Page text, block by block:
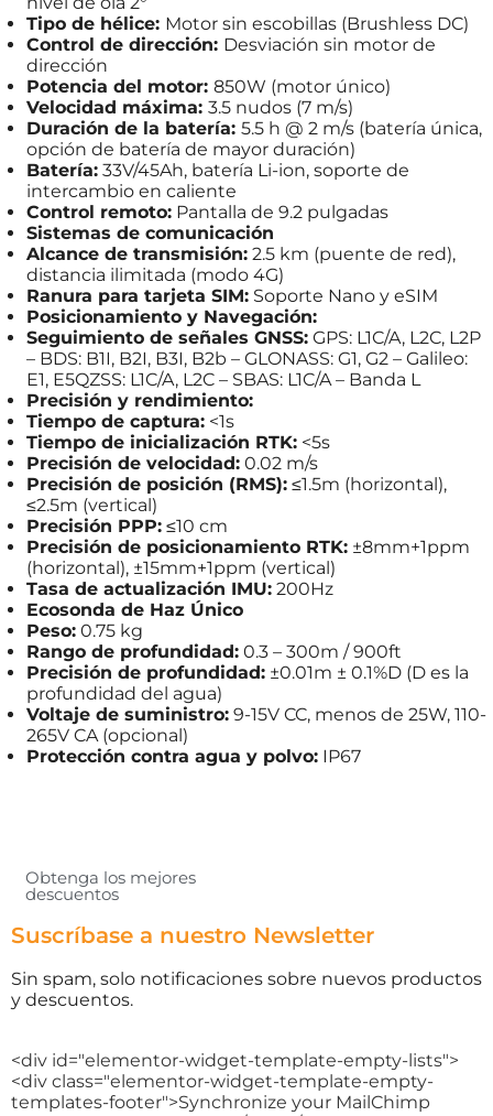
Tipo de hélice: Motor sin escobillas (Brushless DC)
Control de dirección: Desviación sin motor de
dirección
Potencia del motor: 850W (motor único)
Velocidad máxima: 3.5 nudos (7 m/s)
Duración de la batería: 5.5 h @ 2 m/s (batería única,
opción de batería de mayor duración)
Batería: 33V/45Ah, batería Li-ion, soporte de
intercambio en caliente
Control remoto: Pantalla de 9.2 pulgadas
Sistemas de comunicación
Alcance de transmisión: 2.5 km (puente de red),
distancia ilimitada (modo 4G)
Ranura para tarjeta SIM: Soporte Nano y eSIM
Posicionamiento y Navegación:
Seguimiento de señales GNSS: GPS: L1C/A, L2C, L2P
– BDS: B1I, B2I, B3I, B2b – GLONASS: G1, G2 – Galileo:
E1, E5QZSS: L1C/A, L2C – SBAS: L1C/A – Banda L
Precisión y rendimiento:
Tiempo de captura: <1s
Tiempo de inicialización RTK: <5s
Precisión de velocidad: 0.02 m/s
Precisión de posición (RMS): ≤1.5m (horizontal),
≤2.5m (vertical)
Precisión PPP: ≤10 cm
Precisión de posicionamiento RTK: ±8mm+1ppm
(horizontal), ±15mm+1ppm (vertical)
Tasa de actualización IMU: 200Hz
Ecosonda de Haz Único
Peso: 0.75 kg
Rango de profundidad: 0.3 – 300m / 900ft
Precisión de profundidad: ±0.01m ± 0.1%D (D es la
profundidad del agua)
Voltaje de suministro: 9-15V CC, menos de 25W, 110-
265V CA (opcional)
Protección contra agua y polvo: IP67
Obtenga los mejores
descuentos
Suscríbase a nuestro Newsletter
Sin spam, solo notificaciones sobre nuevos productos
y descuentos.
<div id="elementor-widget-template-empty-lists">
<div class="elementor-widget-template-empty-
templates-footer">Synchronize your MailChimp